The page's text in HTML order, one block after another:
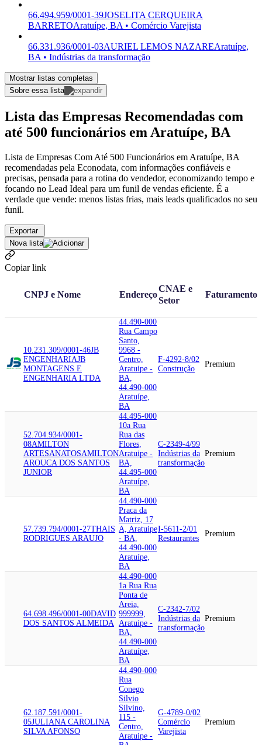
66.494.959/0001-39JOSELITA CERQUEIRA
BARRETOAratuípe, BA • Comércio Varejista
66.331.936/0001-03AURIEL LEMOS NAZAREAratuípe,
BA • Indústrias da transformação
Mostrar listas completas
Sobre essa lista
Lista das Empresas Recomendadas com
até 500 funcionários em Aratuípe, BA
Lista de Empresas Com Até 500 Funcionários em Aratuípe, BA
recomendadas pela Econodata, com informações confiáveis e
precisas, pensada para a rotina do vendedor, economizando tempo e
focando no Lead Ideal para um funil de vendas eficiente. É a
verdade que vende: menos listas frias, mais leads qualificados no seu
funil.
Exportar
Nova lista
Copiar link
CNPJ e Nome Endereço
CNAE e
Setor
Faturamento
10.231.309/0001-46JB
ENGENHARIAJB
MONTAGENS E
ENGENHARIA LTDA
44.490-000
Rua Campo
Santo,
9968 -
Centro,
Aratuipe -
BA,
44.490-000
Aratuípe,
BA
F-4292-8/02
Construção
Premium
52.704.934/0001-
08AMILTON
ARTESANATOSAMILTON
AROUCA DOS SANTOS
JUNIOR
44.495-000
10a Rua
Rua das
Flores,
Aratuipe -
BA,
44.495-000
Aratuípe,
BA
C-2349-4/99
Indústrias da
transformação
Premium
57.739.794/0001-27THAIS
RODRIGUES ARAUJO
44.490-000
Praca da
Matriz, 17
A, Aratuipe
- BA,
44.490-000
Aratuípe,
BA
I-5611-2/01
Restaurantes
Premium
64.698.496/0001-00DAVID
DOS SANTOS ALMEIDA
44.490-000
1a Rua Rua
Ponta de
Areia,
999999,
Aratuipe -
BA,
44.490-000
Aratuípe,
BA
C-2342-7/02
Indústrias da
transformação
Premium
62.187.591/0001-
05JULIANA CAROLINA
SILVA AFONSO
44.490-000
Rua
Conego
Silvio
Silvino,
115 -
Centro,
Aratuipe -
G-4789-0/02
Comércio
Varejista
Premium